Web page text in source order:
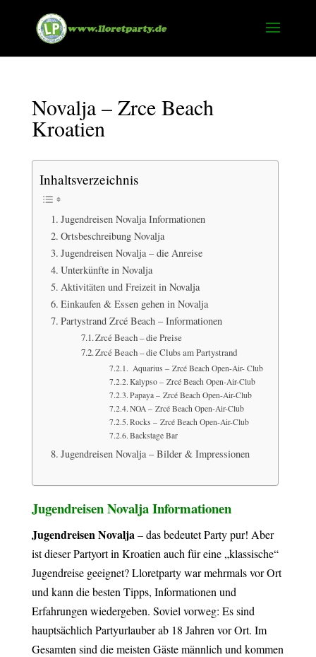
Novalja – Zrce Beach
Kroatien
Inhaltsverzeichnis
Jugendreisen Novalja Informationen
Ortsbeschreibung Novalja
Jugendreisen Novalja – die Anreise
Unterkünfte in Novalja
Aktivitäten und Freizeit in Novalja
Einkaufen & Essen gehen in Novalja
Partystrand Zrcé Beach – Informationen
Zrcé Beach – die Preise
Zrcé Beach – die Clubs am Partystrand
Aquarius – Zrcé Beach Open-Air- Club
Kalypso – Zrcé Beach Open-Air-Club
Papaya – Zrcé Beach Open-Air-Club
NOA – Zrcé Beach Open-Air-Club
Rocks – Zrcé Beach Open-Air-Club
Backstage Bar
Jugendreisen Novalja – Bilder & Impressionen
Jugendreisen Novalja Informationen
Jugendreisen Novalja – das bedeutet Party pur! Aber
ist dieser Partyort in Kroatien auch für eine „klassische“
Jugendreise geeignet? Lloretparty war mehrmals vor Ort
und kann die besten Tipps, Informationen und
Erfahrungen wiedergeben. Soviel vorweg: Es sind
hauptsächlich Partyurlauber ab 18 Jahren vor Ort. Im
Gesamten sind die meisten Gäste männlich und kommen